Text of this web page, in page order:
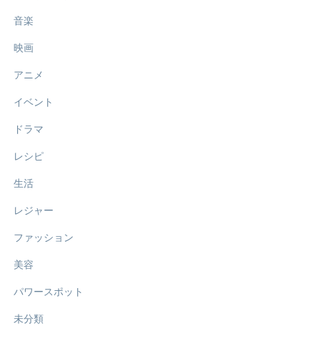
音楽
映画
アニメ
イベント
ドラマ
レシピ
生活
レジャー
ファッション
美容
パワースポット
未分類